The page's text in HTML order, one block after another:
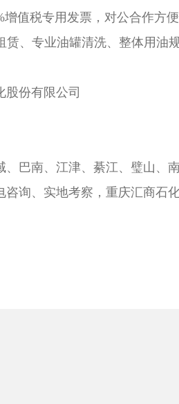
增值税专用发票，对公合作方
赁、专业油罐清洗、整体用油
份有限公司
、巴南、江津、綦江、璧山、
咨询、实地考察，重庆汇商石